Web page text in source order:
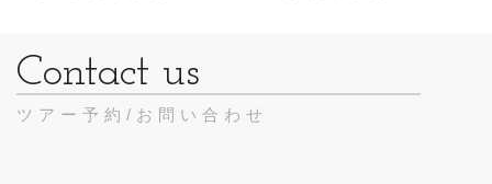
ツアー予約/お問い合わせ